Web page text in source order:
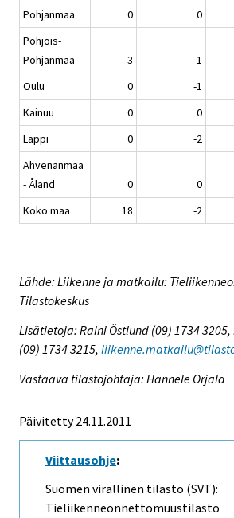
Pohjanmaa
0 0
Pohjois-
Pohjanmaa
3 1
Oulu
0 -1
Kainuu
0 0
Lappi
0 -2
Ahvenanmaa
- Åland
0 0
Koko maa
18 -2
Lähde: Liikenne ja matkailu:
Tilastokeskus
Lisätietoja: Raini Östlund (09) 1734
(09) 1734 3215,
Vastaava tilastojohtaja: Hannele Orjala
Päivitetty 24.11.2011
Viittausohje:
Suomen virallinen tilasto (SVT):
Tieliikenneonnettomuustilasto